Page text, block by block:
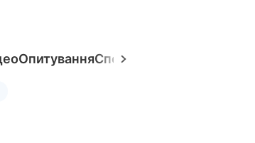
ОпитуванняСпецпроєкти